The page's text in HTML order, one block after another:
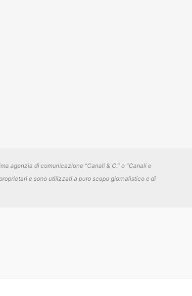
agenzia di comunicazione “Canali & C.” o “Canali e
e sono utilizzati a puro scopo giornalistico e di